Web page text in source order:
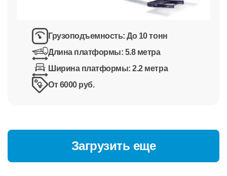
Грузоподъемность:До 10 тонн
Длина платформы: 5.8 метра
Ширина платформы:2.2 метра
От 6000 руб.
Загрузить еще